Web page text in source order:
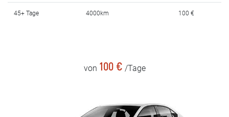
45+ Tage 4000km 100 €
von 100 € /Tage